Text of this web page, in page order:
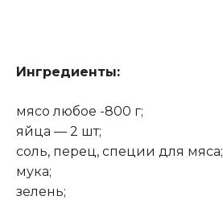
Ингредиенты:
мясо любое -800 г;
яйца — 2 шт;
соль, перец, специи для мяса;
мука;
зелень;